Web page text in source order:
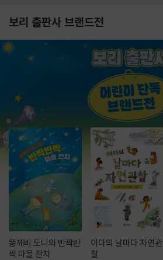
보리 출판사 브랜드전
똥깨비 도니와 반짝반
짝 마을 잔치
이다의 날마다 자연관
찰